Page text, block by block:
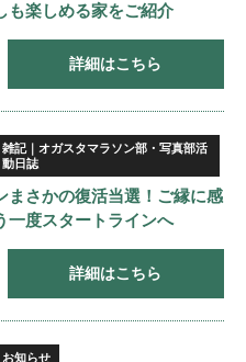
も楽しめる家をご紹介
詳細はこちら
雑記｜オガスタマラソン部・写真部活
動日誌
まさかの復活当選！ご縁に感
一度スタートラインへ
詳細はこちら
お知らせ